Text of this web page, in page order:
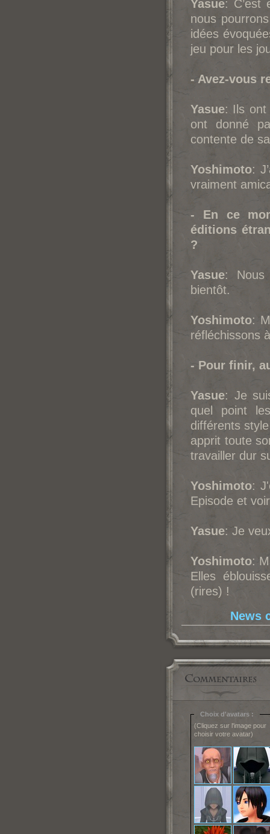
Yasue: C’est
nous
idées
jeu pour les
- Avez-vous
Yasue: Ils ont
ont donné
contente de
Yoshimoto:
vraiment
- En ce
éditions
?
Yasue: Nous
bientôt.
Yoshimoto:
réfléchissons
- Pour finir,
Yasue: Je
quel point
différents
apprit toute
travailler dur
Yoshimoto:
Episode et
Yasue: Je
Yoshimoto:
Elles
(rires) !
News
Choix d'avatars :
(Cliquez sur l'image pour
choisir votre avatar)